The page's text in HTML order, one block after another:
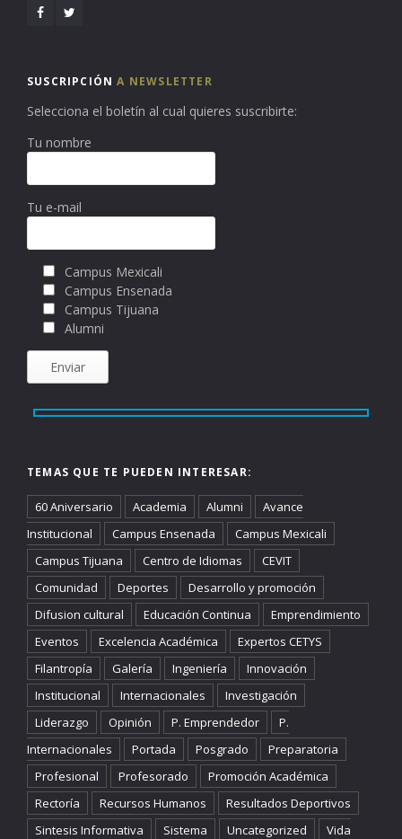
SUSCRIPCIÓNA NEWSLETTER
Selecciona el boletín al cual quieres suscribirte:
Tu nombre
Tu e-mail
Campus Mexicali
Campus Ensenada
Campus Tijuana
Alumni
TEMAS QUE TE PUEDEN INTERESAR:
60 Aniversario Academia Alumni
Avance
Institucional
Campus Ensenada
Campus Mexicali
Campus Tijuana
Centro de Idiomas
CEVIT
Comunidad
Deportes
Desarrollo y promoción
Difusion cultural
Educación Continua
Emprendimiento
Eventos
Excelencia Académica
Expertos CETYS
Filantropía
Galería Ingeniería
Innovación
Institucional
Internacionales
Investigación
Liderazgo
Opinión P. Emprendedor
P.
Internacionales
Portada Posgrado
Preparatoria
Profesional
Profesorado
Promoción Académica
Rectoría
Recursos Humanos
Resultados Deportivos
Sintesis Informativa
Sistema Uncategorized Vida